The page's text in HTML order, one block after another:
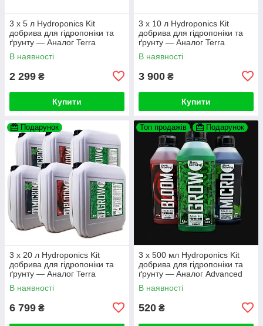
3 х 5 л Hydroponics Kit
добрива для гідропоніки та
ґрунту — Аналог Terra
Aquatica (GHE) Flora Series
В наявності
2 299 ₴
Купити
3 х 10 л Hydroponics Kit
добрива для гідропоніки та
ґрунту — Аналог Terra
Aquatica (GHE) Flora Series
В наявності
3 900 ₴
Купити
Подарунок
3 х 20 л Hydroponics Kit
добрива для гідропоніки та
ґрунту — Аналог Terra
Aquatica (GHE) Flora Series
В наявності
6 799 ₴
Топ продажів Подарунок
3 х 500 мл Hydroponics Kit
добрива для гідропоніки та
ґрунту — Аналог Advanced
Nutrients Jungle Juice
В наявності
520 ₴